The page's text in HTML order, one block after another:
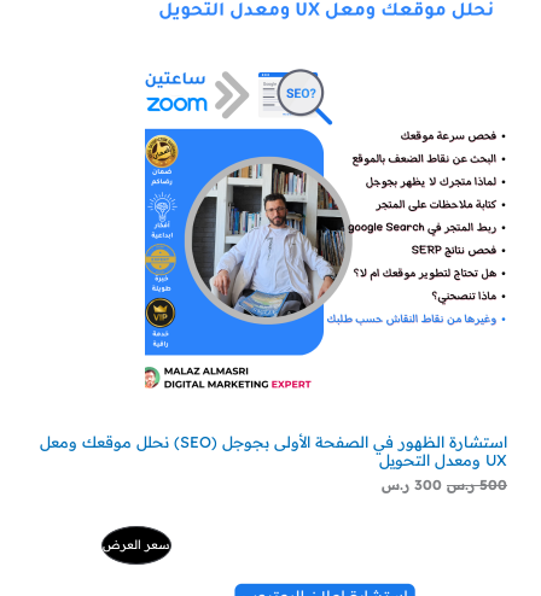
استشارة الظهور في الصفحة الأولى بجوجل (SEO) نحلل موقعك ومعل
UX ومعدل التحويل
500 ر.س 300 ر.س
سعر العرضمنتج
229 ر.س.